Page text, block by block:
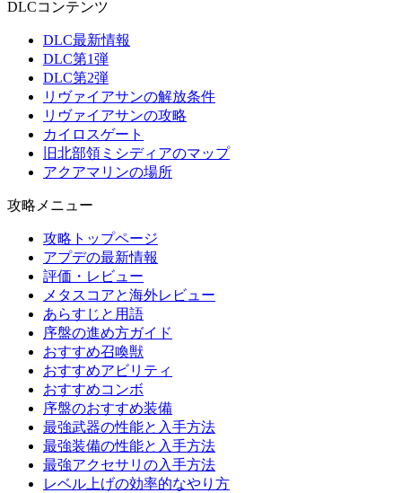
DLCコンテンツ
DLC最新情報
DLC第1弾
DLC第2弾
リヴァイアサンの解放条件
リヴァイアサンの攻略
カイロスゲート
旧北部領ミシディアのマップ
アクアマリンの場所
攻略メニュー
攻略トップページ
アプデの最新情報
評価・レビュー
メタスコアと海外レビュー
あらすじと用語
序盤の進め方ガイド
おすすめ召喚獣
おすすめアビリティ
おすすめコンボ
序盤のおすすめ装備
最強武器の性能と入手方法
最強装備の性能と入手方法
最強アクセサリの入手方法
レベル上げの効率的なやり方